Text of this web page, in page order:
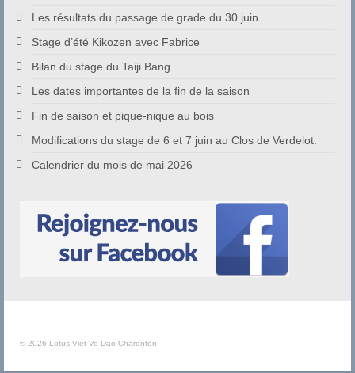
Les résultats du passage de grade du 30 juin.
Stage d’été Kikozen avec Fabrice
Bilan du stage du Taiji Bang
Les dates importantes de la fin de la saison
Fin de saison et pique-nique au bois
Modifications du stage de 6 et 7 juin au Clos de Verdelot.
Calendrier du mois de mai 2026
© 2026 Lotus Viet Vo Dao Charenton